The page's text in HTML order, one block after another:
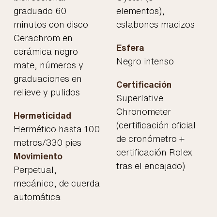
graduado 60
minutos con disco
Cerachrom en
cerámica negro
mate, números y
graduaciones en
relieve y pulidos
Hermeticidad
Hermético hasta 100
metros/330 pies
Movimiento
Perpetual,
mecánico, de cuerda
automática
elementos),
eslabones macizos
Esfera
Negro intenso
Certificación
Superlative
Chronometer
(certificación oficial
de cronómetro +
certificación Rolex
tras el encajado)